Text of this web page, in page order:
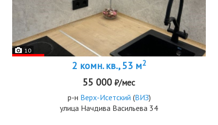
10
2 комн. кв., 53 м2
55 000 ₽/мес
р-н Верх-Исетский (ВИЗ)
улица Начдива Васильева 34